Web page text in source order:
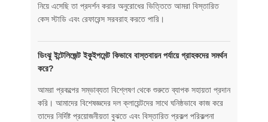
নিয়ে এসেছি তা প্রদর্শন করার অনুরোধের ভিত্তিতে আমরা বিস্তারিত
কেস স্টাডি এবং রেফারেন্স সরবরাহ করতে পারি।
ডিংঝু ইন্টেলিজেন্ট ইকুইপমেন্ট কিভাবে বাস্তবায়ন পর্যায়ে গ্রাহকদের সমর্থন
করে?
আমরা প্রকল্পের সম্ভাব্যতা বিশ্লেষণ থেকে শুরুতে ব্যাপক সহায়তা প্রদান
করি। আমাদের বিশেষজ্ঞদের দল ক্লায়েন্টদের সাথে ঘনিষ্ঠভাবে কাজ করে
তাদের নির্দিষ্ট প্রয়োজনীয়তা বুঝতে এবং বিস্তারিত প্রকল্প পরিকল্পনা